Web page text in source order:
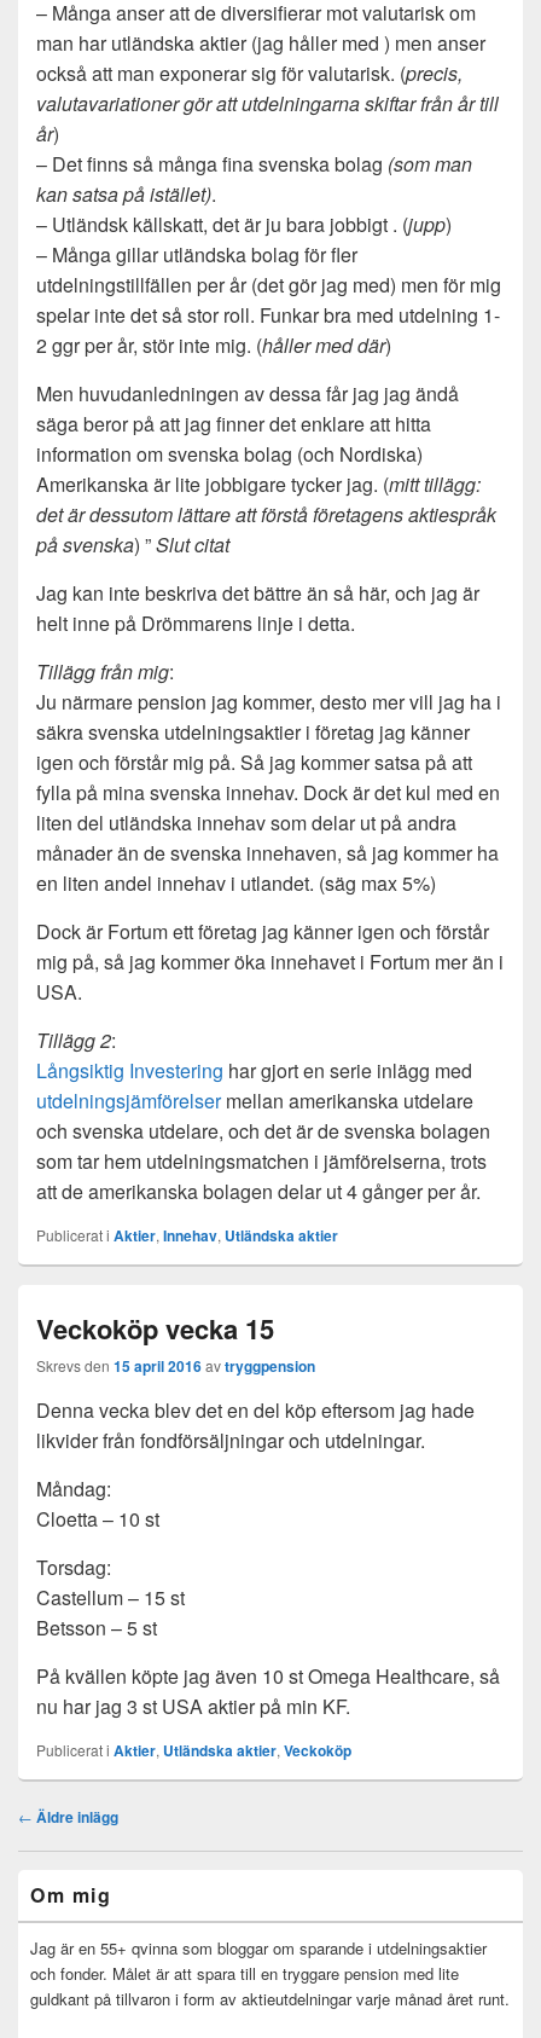
– Många anser att de diversifierar mot valutarisk om
man har utländska aktier (jag håller med ) men anser
också att man exponerar sig för valutarisk. (precis,
valutavariationer gör att utdelningarna skiftar från år till
år)
– Det finns så många fina svenska bolag (som man
kan satsa på istället).
– Utländsk källskatt, det är ju bara jobbigt . (jupp)
– Många gillar utländska bolag för fler
utdelningstillfällen per år (det gör jag med) men för mig
spelar inte det så stor roll. Funkar bra med utdelning 1-
2 ggr per år, stör inte mig. (håller med där)
Men huvudanledningen av dessa får jag jag ändå
säga beror på att jag finner det enklare att hitta
information om svenska bolag (och Nordiska)
Amerikanska är lite jobbigare tycker jag. (mitt tillägg:
det är dessutom lättare att förstå företagens aktiespråk
på svenska) ”Slut citat
Jag kan inte beskriva det bättre än så här, och jag är
helt inne på Drömmarens linje i detta.
Tillägg från mig:
Ju närmare pension jag kommer, desto mer vill jag ha i
säkra svenska utdelningsaktier i företag jag känner
igen och förstår mig på. Så jag kommer satsa på att
fylla på mina svenska innehav. Dock är det kul med en
liten del utländska innehav som delar ut på andra
månader än de svenska innehaven, så jag kommer ha
en liten andel innehav i utlandet. (säg max 5%)
Dock är Fortum ett företag jag känner igen och förstår
mig på, så jag kommer öka innehavet i Fortum mer än i
USA.
Tillägg 2:
Långsiktig Investering har gjort en serie inlägg med
utdelningsjämförelsermellan amerikanska utdelare
och svenska utdelare, och det är de svenska bolagen
som tar hem utdelningsmatchen i jämförelserna, trots
att de amerikanska bolagen delar ut 4 gånger per år.
Publicerat i Aktier, Innehav, Utländska aktier
Veckoköp vecka 15
Skrevs den 15 april 2016avtryggpension
Denna vecka blev det en del köp eftersom jag hade
likvider från fondförsäljningar och utdelningar.
Måndag:
Cloetta – 10 st
Torsdag:
Castellum – 15 st
Betsson – 5 st
På kvällen köpte jag även 10 st Omega Healthcare, så
nu har jag 3 st USA aktier på min KF.
Publicerat i Aktier, Utländska aktier, Veckoköp
Inläggsnavigering
← Äldre inlägg
sidofältet
Widget
område
Om mig
Jag är en 55+ qvinna som bloggar om sparande i utdelningsaktier
och fonder. Målet är att spara till en tryggare pension med lite
guldkant på tillvaron i form av aktieutdelningar varje månad året runt.